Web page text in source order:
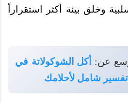
وخلق بيئة أكثر استقراراً
عن: أكل الشوكولاتة في
تفسير شامل لأحلامك